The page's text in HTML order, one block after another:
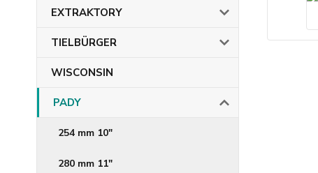
EXTRAKTORY
TIELBÜRGER
WISCONSIN
PADY
254 mm 10"
280 mm 11"